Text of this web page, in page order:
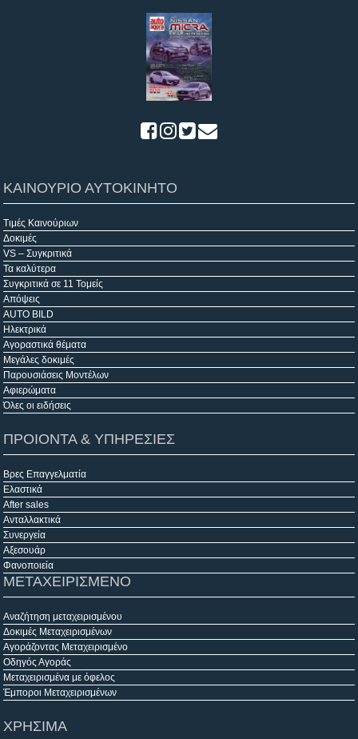
ΚΑΙΝΟΥΡΙΟ ΑΥΤΟΚΙΝΗΤΟ
Τιμές Καινούριων
Δοκιμές
VS – Συγκριτικά
Τα καλύτερα
Συγκριτικά σε 11 Τομείς
Απόψεις
AUTO BILD
Ηλεκτρικά
Αγοραστικά θέματα
Μεγάλες δοκιμές
Παρουσιάσεις Μοντέλων
Αφιερώματα
Όλες οι ειδήσεις
ΠΡΟΙΟΝΤΑ & ΥΠΗΡΕΣΙΕΣ
Βρες Επαγγελματία
Ελαστικά
After sales
Ανταλλακτικά
Συνεργεία
Αξεσουάρ
Φανοποιεία
ΜΕΤΑΧΕΙΡΙΣΜΕΝΟ
Αναζήτηση μεταχειρισμένου
Δοκιμές Μεταχειρισμένων
Αγοράζοντας Μεταχειρισμένο
Οδηγός Αγοράς
Μεταχειρισμένα με όφελος
Έμποροι Μεταχειρισμένων
ΧΡΗΣΙΜΑ